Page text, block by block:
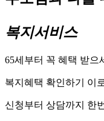
복지서비스
65세부터 꼭 혜택 받으
복지혜택 확인하기 이
신청부터 상담까지 한